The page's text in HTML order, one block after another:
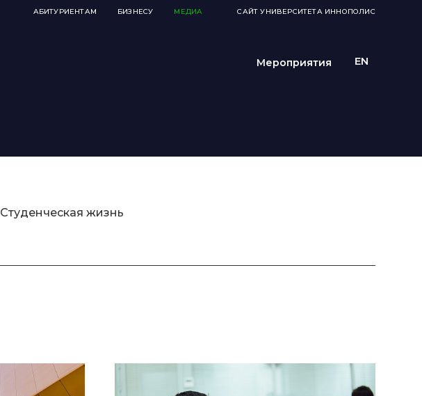
Студенческая жизнь
АБИТУРИЕНТАМ БИЗНЕСУ МЕДИА САЙТ УНИВЕРСИТЕТА ИННОПОЛИС
Мероприятия